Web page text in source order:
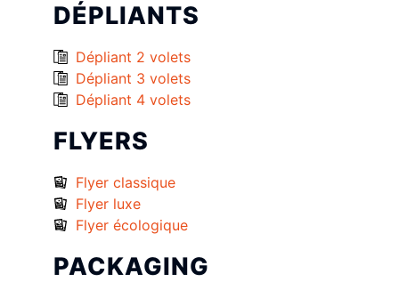
DÉPLIANTS
Dépliant 2 volets
Dépliant 3 volets
Dépliant 4 volets
FLYERS
Flyer classique
Flyer luxe
Flyer écologique
PACKAGING